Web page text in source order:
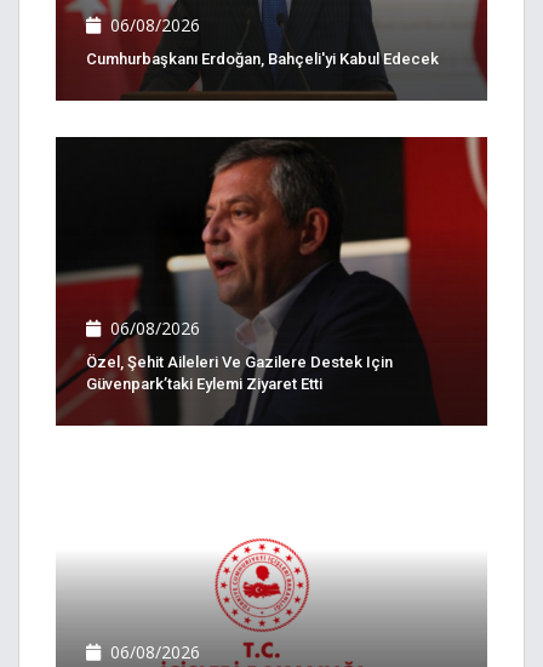
06/08/2026
Cumhurbaşkanı Erdoğan, Bahçeli'yi Kabul Edecek
06/08/2026
Özel, Şehit Aileleri Ve Gazilere Destek Için
Güvenpark’taki Eylemi Ziyaret Etti
06/08/2026